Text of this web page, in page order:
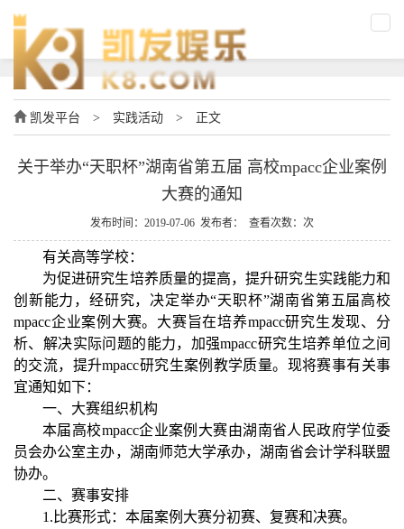
凯发平台 > 实践活动 > 正文
关于举办“天职杯”湖南省第五届 高校mpacc企业案例
大赛的通知
发布时间：2019-07-06 发布者： 查看次数：次
有关高等学校：
为促进研究生培养质量的提高，提升研究生实践能力和
创新能力，经研究，决定举办“天职杯”湖南省第五届高校
mpacc企业案例大赛。大赛旨在培养mpacc研究生发现、分
析、解决实际问题的能力，加强mpacc研究生培养单位之间
的交流，提升mpacc研究生案例教学质量。现将赛事有关事
宜通知如下：
一、大赛组织机构
本届高校mpacc企业案例大赛由湖南省人民政府学位委
员会办公室主办，湖南师范大学承办，湖南省会计学科联盟
协办。
二、赛事安排
1.比赛形式：本届案例大赛分初赛、复赛和决赛。